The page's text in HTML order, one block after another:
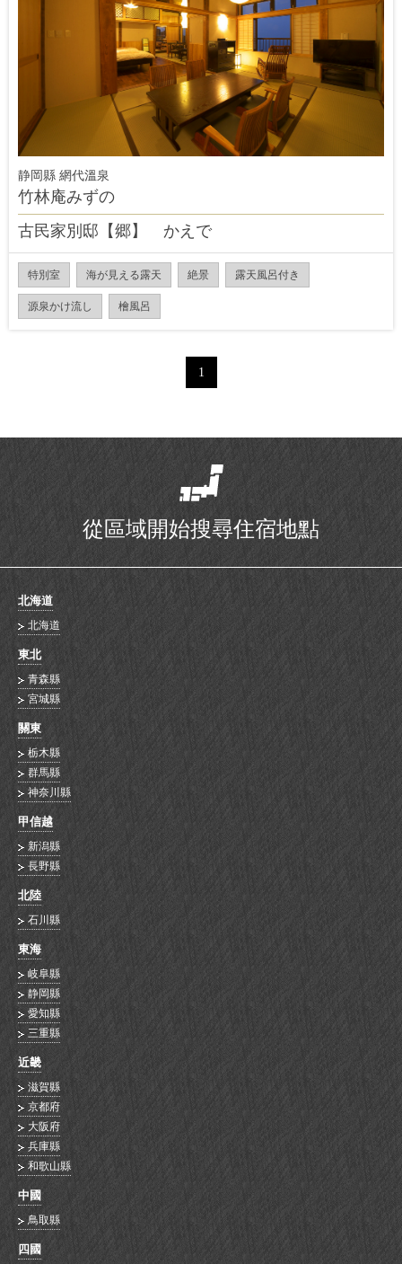
静岡縣 網代溫泉
竹林庵みずの
古民家別邸【郷】 かえで
特別室 海が見える露天 絶景 露天風呂付き
源泉かけ流し 檜風呂
1
從區域開始搜尋住宿地點
北海道
北海道
東北
青森縣
宮城縣
關東
栃木縣
群馬縣
神奈川縣
甲信越
新潟縣
長野縣
北陸
石川縣
東海
岐阜縣
静岡縣
愛知縣
三重縣
近畿
滋賀縣
京都府
大阪府
兵庫縣
和歌山縣
中國
鳥取縣
四國